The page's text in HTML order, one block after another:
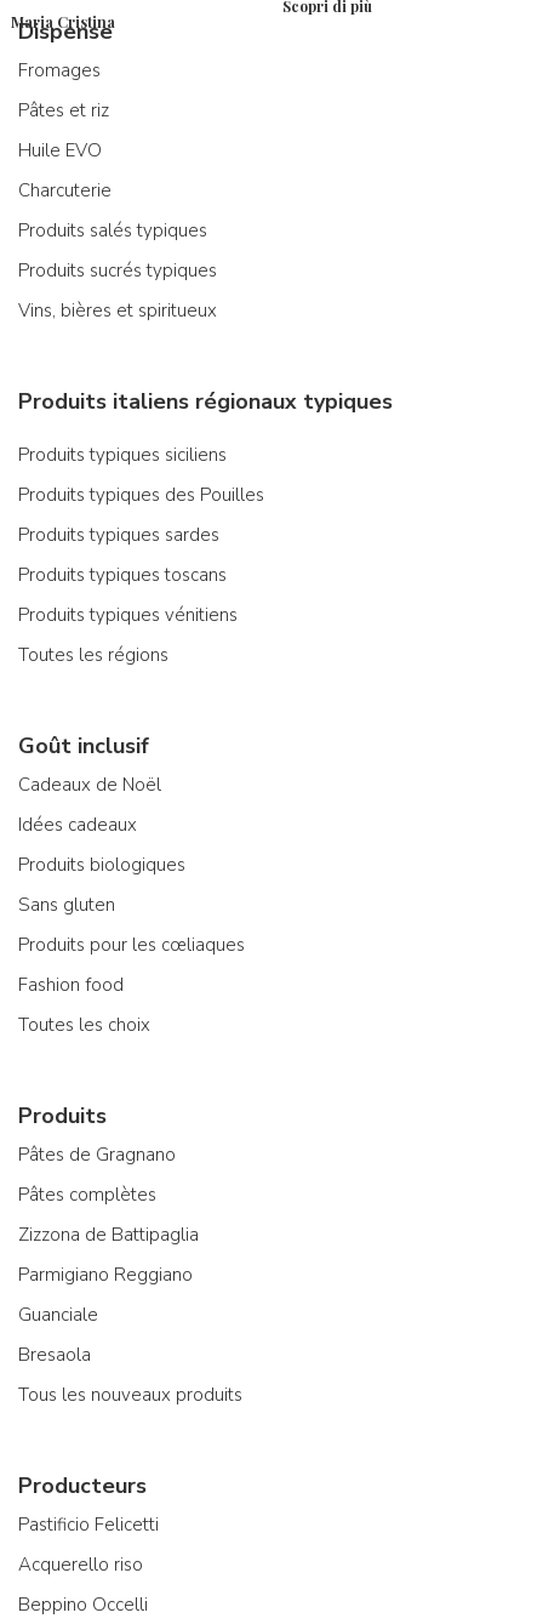
Maria Cristina
Scopri di più
Dispense
Fromages
Pâtes et riz
Huile EVO
Charcuterie
Produits salés typiques
Produits sucrés typiques
Vins, bières et spiritueux
Produits italiens régionaux typiques
Produits typiques siciliens
Produits typiques des Pouilles
Produits typiques sardes
Produits typiques toscans
Produits typiques vénitiens
Toutes les régions
Goût inclusif
Cadeaux de Noël
Idées cadeaux
Produits biologiques
Sans gluten
Produits pour les cœliaques
Fashion food
Toutes les choix
Produits
Pâtes de Gragnano
Pâtes complètes
Zizzona de Battipaglia
Parmigiano Reggiano
Guanciale
Bresaola
Tous les nouveaux produits
Producteurs
Pastificio Felicetti
Acquerello riso
Beppino Occelli